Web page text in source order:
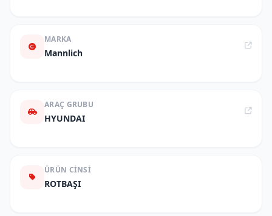
MARKA
Mannlich
ARAÇ GRUBU
HYUNDAI
ÜRÜN CINSI
ROTBAŞI